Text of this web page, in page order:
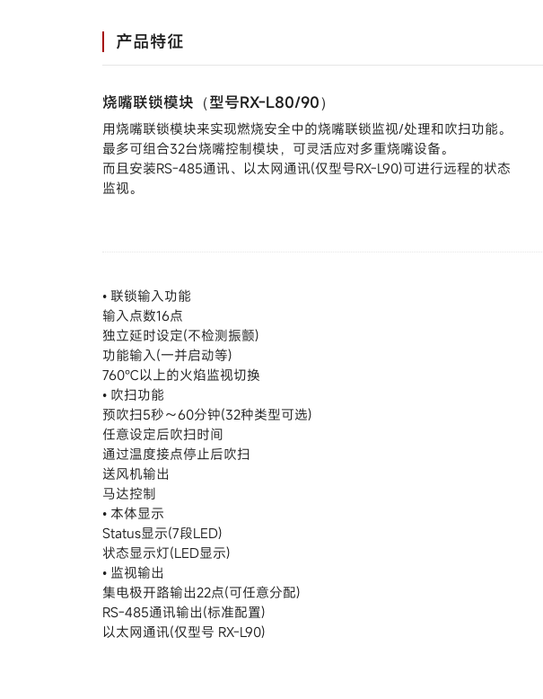
产品特征
烧嘴联锁模块（型号RX-L80/90）
用烧嘴联锁模块来实现燃烧安全中的烧嘴联锁监视/处理和吹扫功能。
最多可组合32台烧嘴控制模块，可灵活应对多重烧嘴设备。
而且安装RS-485通讯、以太网通讯(仅型号RX-L90)可进行远程的状态
监视。
• 联锁输入功能
输入点数16点
独立延时设定(不检测振颤)
功能输入(一并启动等)
760℃以上的火焰监视切换
• 吹扫功能
预吹扫5秒～60分钟(32种类型可选)
任意设定后吹扫时间
通过温度接点停止后吹扫
送风机输出
马达控制
• 本体显示
Status显示(7段LED)
状态显示灯(LED显示)
• 监视输出
集电极开路输出22点(可任意分配)
RS-485通讯输出(标准配置)
以太网通讯(仅型号 RX-L90)